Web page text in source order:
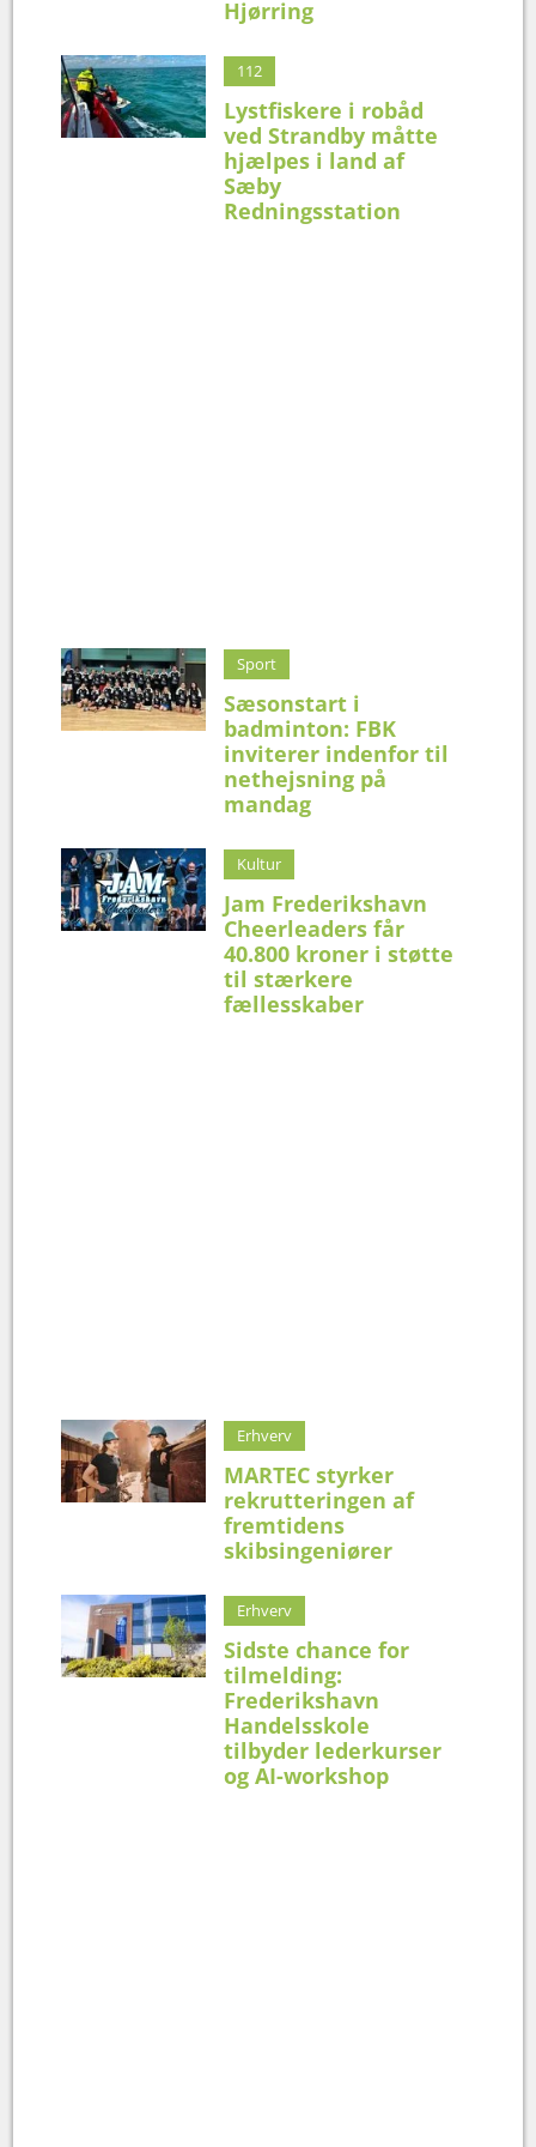
Hjørring
112
Lystfiskere i robåd
ved Strandby måtte
hjælpes i land af
Sæby
Redningsstation
Sport
Sæsonstart i
badminton: FBK
inviterer indenfor til
nethejsning på
mandag
Kultur
Jam Frederikshavn
Cheerleaders får
40.800 kroner i støtte
til stærkere
fællesskaber
Erhverv
MARTEC styrker
rekrutteringen af
fremtidens
skibsingeniører
Erhverv
Sidste chance for
tilmelding:
Frederikshavn
Handelsskole
tilbyder lederkurser
og AI-workshop